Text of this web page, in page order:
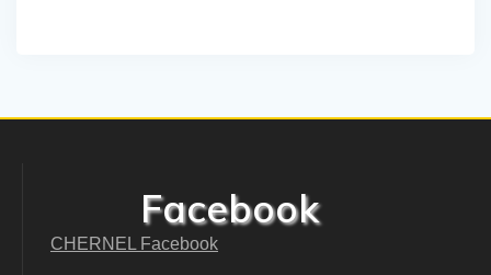
Facebook
CHERNEL Facebook